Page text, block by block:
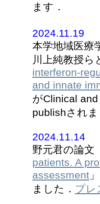
ます．
2024.11.19
本学地域医療
川上純教授ら
interferon-
and innate
がClinical
publishされ
2024.11.14
野元君の論文
patients. A
assessment
ました． プレ